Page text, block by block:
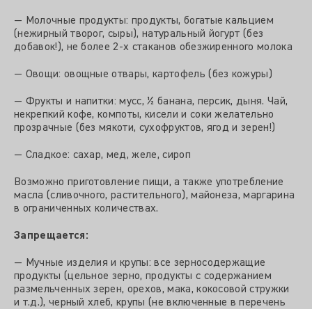
— Молочные продукты: продукты, богатые кальцием
(нежирный творог, сыры), натуральный йогурт (без
добавок!), не более 2-х стаканов обезжиренного молока
— Овощи: овощные отвары, картофель (без кожуры)
— Фрукты и напитки: мусс, ½ банана, персик, дыня. Чай,
некрепкий кофе, компоты, кисели и соки желательно
прозрачные (без мякоти, сухофруктов, ягод и зерен!)
— Сладкое: сахар, мед, желе, сироп
Возможно приготовление пищи, а также употребление
масла (сливочного, растительного), майонеза, маргарина
в ограниченных количествах.
Запрещается:
— Мучные изделия и крупы: все зерносодержащие
продукты (цельное зерно, продукты с содержанием
размельченных зерен, орехов, мака, кокосовой стружки
и т.д.), черный хлеб, крупы (не включенные в перечень